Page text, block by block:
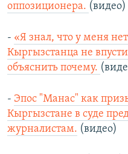
оппозиционера. (видео)
- «Я знал, что у меня
Кыргызстанца не
объяснить почему.
- Эпос "Манас" как
Кыргызстане в суде
журналистам. (видео)